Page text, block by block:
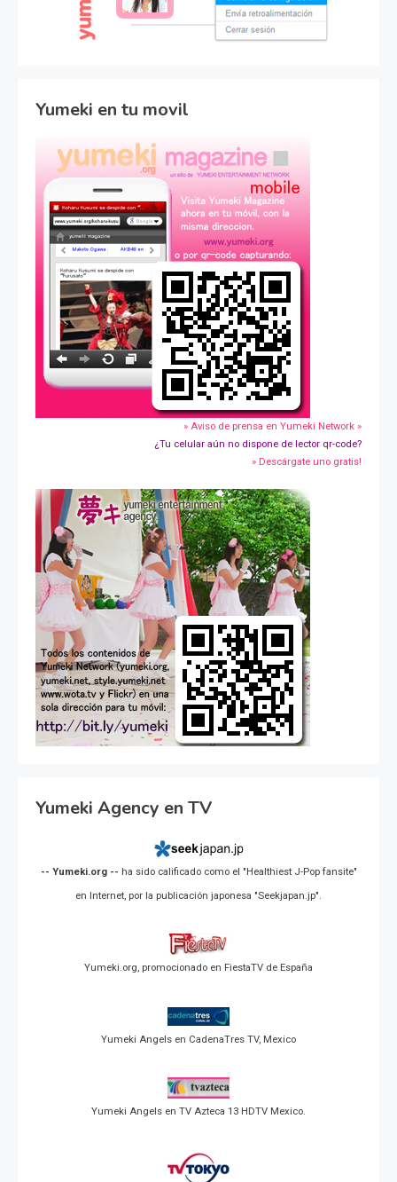
Yumeki en tu movil
» Aviso de prensa en Yumeki Network »
¿Tu celular aún no dispone de lector qr-code?
» Descárgate uno gratis!
Yumeki Agency en TV
-- Yumeki.org -- ha sido calificado como el "Healthiest J-Pop fansite"
en Internet, por la publicación japonesa "Seekjapan.jp".
Yumeki.org, promocionado en FiestaTV de España
Yumeki Angels en CadenaTres TV, Mexico
Yumeki Angels en TV Azteca 13 HDTV Mexico.